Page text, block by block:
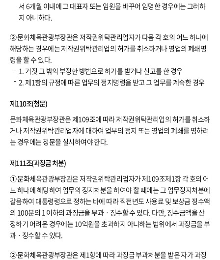
서 6개월 이내에 그 대표자 또는 임원을 바꾸어 임명한 경우에는 그러하
지 아니하다.
②문화체육관광부장관은 저작권위탁관리업자가 다음 각 호의 어느 하나에
해당하는 경우에는 저작권위탁관리업의 허가를 취소하거나 영업의 폐쇄명
령을 할 수 있다.
1. 거짓 그 밖의 부정한 방법으로 허가를 받거나 신고를 한 경우
2. 제1항의 규정에 따른 업무의 정지명령을 받고 그 업무를 계속한 경우
제110조(청문)
문화체육관광부장관은 제109조에 따라 저작권위탁관리업의 허가를 취소하
거나 저작권위탁관리업자에 대하여 업무의 정지 또는 영업의 폐쇄를 명하려
는 경우에는 청문을 실시하여야 한다.
제111조(과징금 처분)
①문화체육관광부장관은 저작권위탁관리업자가 제109조제1항 각 호의 어
느 하나에 해당하여 업무의 정지처분을 하여야 할 때에는 그 업무정지처분에
갈음하여 대통령령으로 정하는 바에 따라 직전년도 사용료 및 보상금 징수액
의 100분의 1 이하의 과징금을 부과ㆍ징수할 수 있다. 다만, 징수금액을 산
정하기 어려운 경우에는 10억원을 초과하지 아니하는 범위에서 과징금을 부
과ㆍ징수할 수 있다.
②문화체육관광부장관은 제1항에 따라 과징금 부과처분을 받은 자가 과징